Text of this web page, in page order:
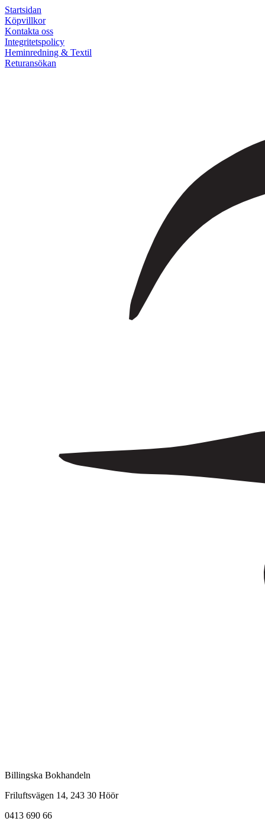
Startsidan
Köpvillkor
Kontakta oss
Integritetspolicy
Heminredning & Textil
Returansökan
Billingska Bokhandeln
Friluftsvägen 14, 243 30 Höör
0413 690 66